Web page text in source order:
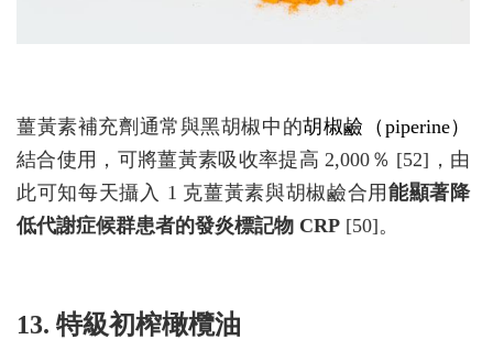
薑黃素補充劑通常與黑胡椒中的胡椒鹼（piperine）
結合使用，可將薑黃素吸收率提高 2,000％ [52]，由
此可知每天攝入 1 克薑黃素與胡椒鹼合用能顯著降
低代謝症候群患者的發炎標記物 CRP [50]。
13. 特級初榨橄欖油